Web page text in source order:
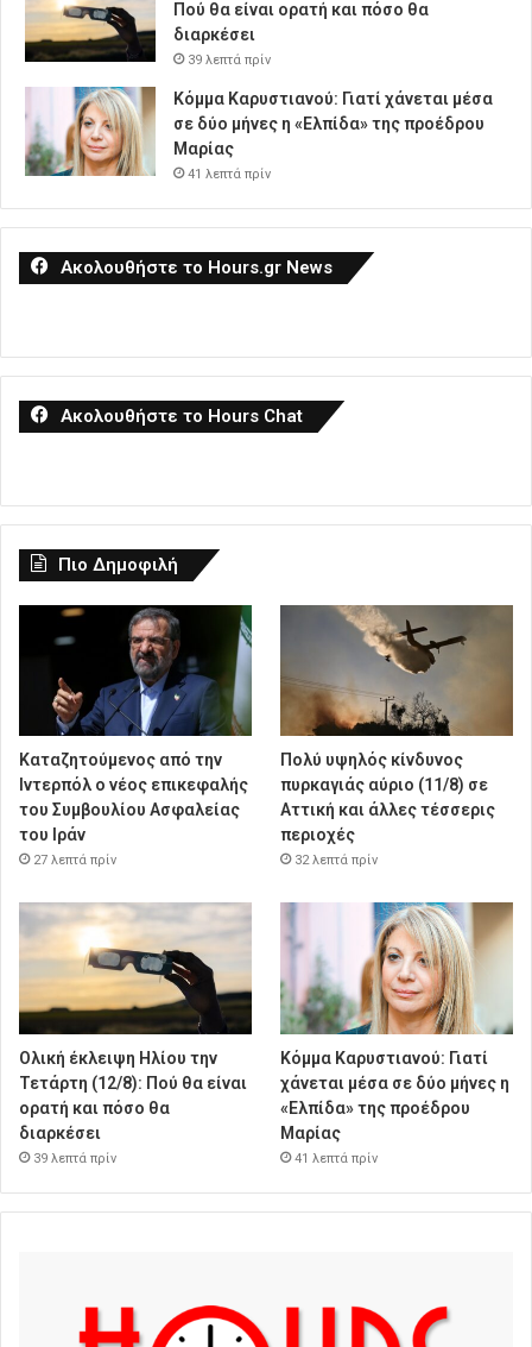
Πού θα είναι ορατή και πόσο θα
διαρκέσει
39 λεπτά πρίν
Κόμμα Καρυστιανού: Γιατί χάνεται μέσα
σε δύο μήνες η «Ελπίδα» της προέδρου
Μαρίας
41 λεπτά πρίν
Ακολουθήστε το Hours.gr News
Ακολουθήστε το Hours Chat
Πιο Δημοφιλή
Καταζητούμενος από την
Ιντερπόλ ο νέος επικεφαλής
του Συμβουλίου Ασφαλείας
του Ιράν
27 λεπτά πρίν
Πολύ υψηλός κίνδυνος
πυρκαγιάς αύριο (11/8) σε
Αττική και άλλες τέσσερις
περιοχές
32 λεπτά πρίν
Ολική έκλειψη Ηλίου την
Τετάρτη (12/8): Πού θα είναι
ορατή και πόσο θα
διαρκέσει
39 λεπτά πρίν
Κόμμα Καρυστιανού: Γιατί
χάνεται μέσα σε δύο μήνες η
«Ελπίδα» της προέδρου
Μαρίας
41 λεπτά πρίν